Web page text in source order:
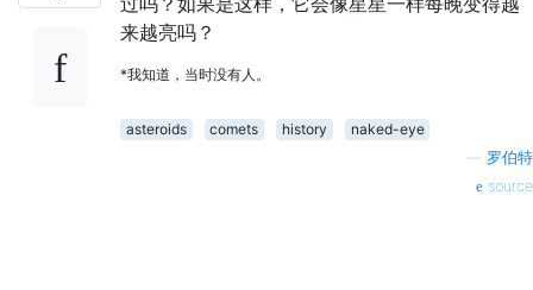
来越亮吗？
*我知道，当时没有人。
asteroids comets history
naked-eye
罗伯特
source